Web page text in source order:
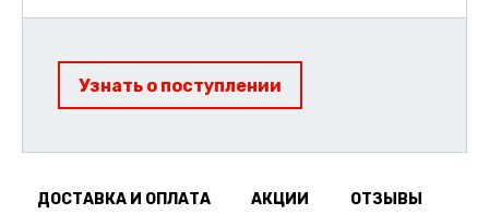
Узнать о поступлении
ДОСТАВКА И ОПЛАТА АКЦИИ ОТЗЫВЫ